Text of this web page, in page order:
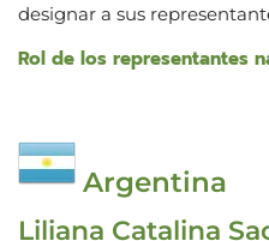
designar a sus
Rol de los representantes
Argentina
Liliana Catalina